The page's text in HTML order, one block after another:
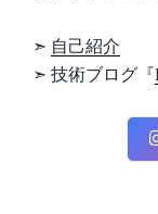
➣ 自己紹介
➣ 技術ブログ『